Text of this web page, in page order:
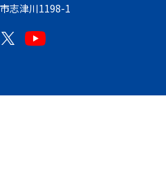
志津川1198-1